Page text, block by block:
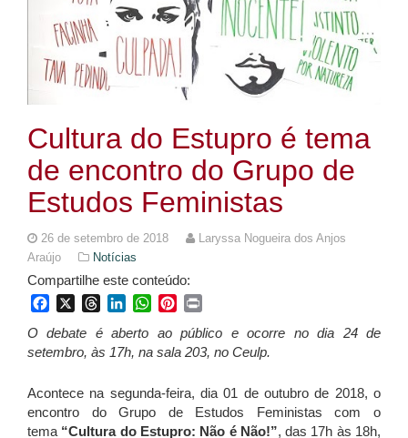
Cultura do Estupro é tema
de encontro do Grupo de
Estudos Feministas
26 de setembro de 2018
Laryssa Nogueira dos Anjos
Araújo
Notícias
Compartilhe este conteúdo:
FacebookThreadsLinkedInWhatsApp
Pinterest
O debate é aberto ao público e ocorre no dia 24 de
setembro, às 17h, na sala 203, no Ceulp.
Acontece na segunda-feira, dia 01 de outubro de 2018, o
encontro do Grupo de Estudos Feministas com o
tema “Cultura do Estupro: Não é Não!”, das 17h às 18h,